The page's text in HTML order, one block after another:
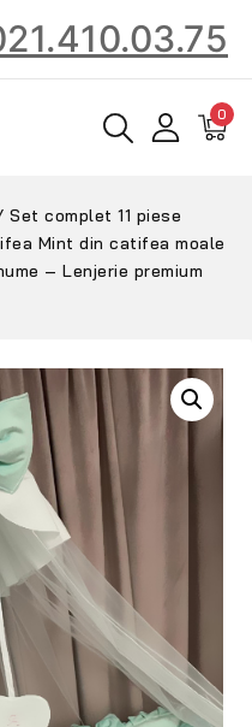
0
Set complet 11 piese
Mint din catifea moale
– Lenjerie premium